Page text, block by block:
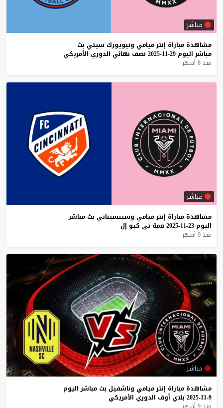
مباشر
مشاهدة مباراة إنترميامي ونيويورك سيتي بث
مباشر اليوم 29-11-2025 نصف نهائي الدوري الأمريكي
منذ 8 أشهر
مباشر
مشاهدة مباراة إنترميامي وسينسيناتي بث مباشر
اليوم 23-11-2025 قمة تي كيو إل
منذ 9 أشهر
مباشر
مشاهدة مباراة إنترميامي وناشفيل بث مباشر اليوم
9-11-2025
بلاي أوف الدوري الأمريكي